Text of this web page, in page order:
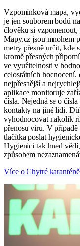
Vzpomínková mapa,
je jen souborem bodů
člověku si
Mapy.cz jsou mnohem
metry přesně určit, kde
kromě přesných
ve využitelnosti v
celostátních hodnocení.
nejpřesnější a
aplikace monitoruje
čísla. Nejedná se o
kontakty na jiné lidi.
vyhodnocovat nakolik
přenosu viru. V
tlačítka poslat
Hygienici tak hned
způsobem
Více o Chytré